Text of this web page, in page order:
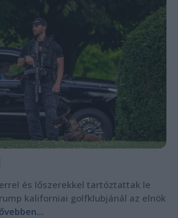
és lőszerekkel tartóztattak le
kaliforniai golfklubjánál az elnök